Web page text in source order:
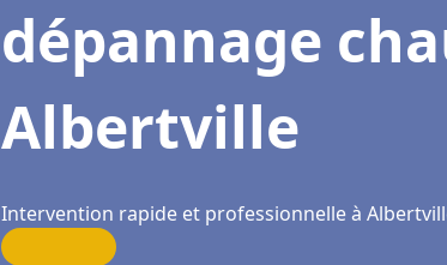
dépannage
Albertville
Intervention rapide et professionnelle à